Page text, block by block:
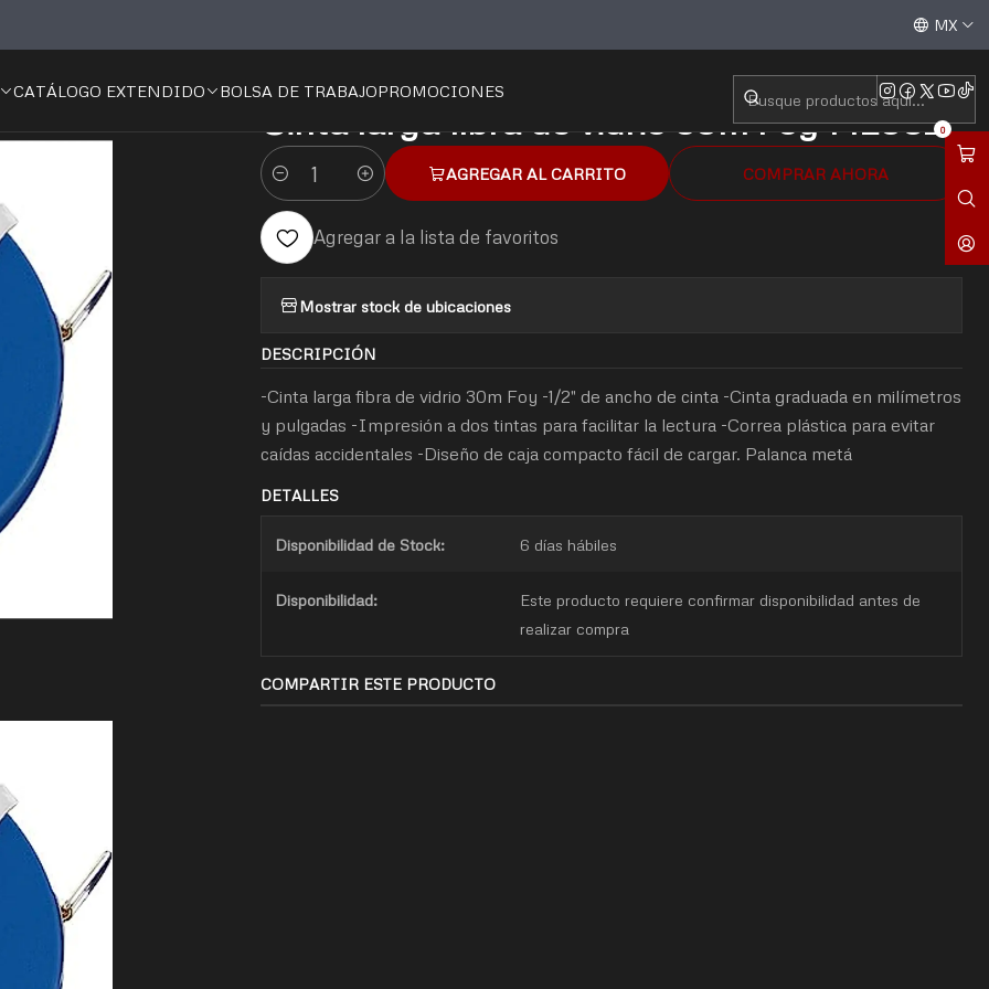
CATÁLOGO EXTENDIDO BOLSA DE TRABAJOPROMOCIONES
0
Aceptamos todas las tarjetas de crédito / débito y
MX
|
Cinta larga fibra de vidrio 30m Foy 142082
Cantidad
AGREGAR AL CARRITO COMPRAR AHORA
Agregar a la lista de favoritos
Mostrar stock de ubicaciones
DESCRIPCIÓN
-Cinta larga fibra de vidrio 30m Foy -1/2" de ancho de cinta -Cinta graduada en milímetros
y pulgadas -Impresión a dos tintas para facilitar la lectura -Correa plástica para evitar
caídas accidentales -Diseño de caja compacto fácil de cargar. Palanca metá
DETALLES
Disponibilidad de Stock: 6 días hábiles
Disponibilidad:
Este producto requiere confirmar disponibilidad antes de
realizar compra
COMPARTIR ESTE PRODUCTO